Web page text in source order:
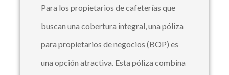
Para los propietarios de cafeterías que
buscan una cobertura integral, una póliza
para propietarios de negocios (BOP) es
una opción atractiva. Esta póliza combina